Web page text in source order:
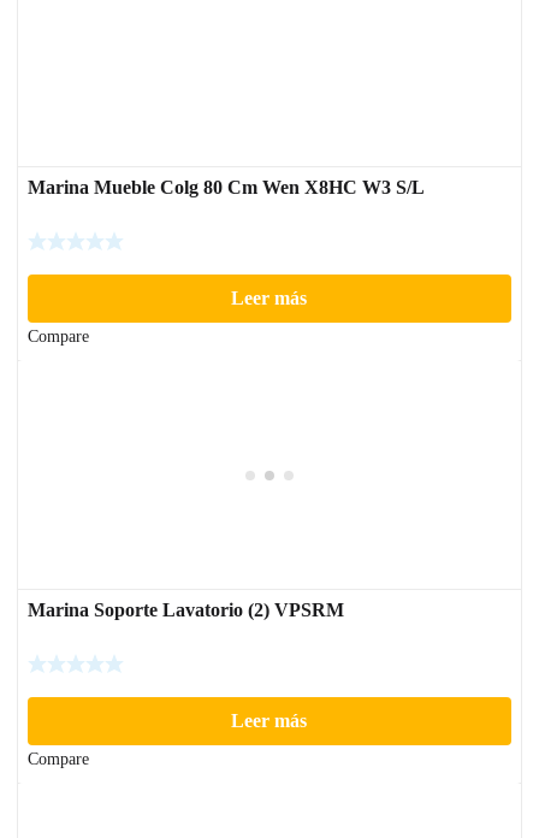
Marina Mueble Colg 80 Cm Wen X8HC W3 S/L
Leer más
Compare
Marina Soporte Lavatorio (2) VPSRM
Leer más
Compare